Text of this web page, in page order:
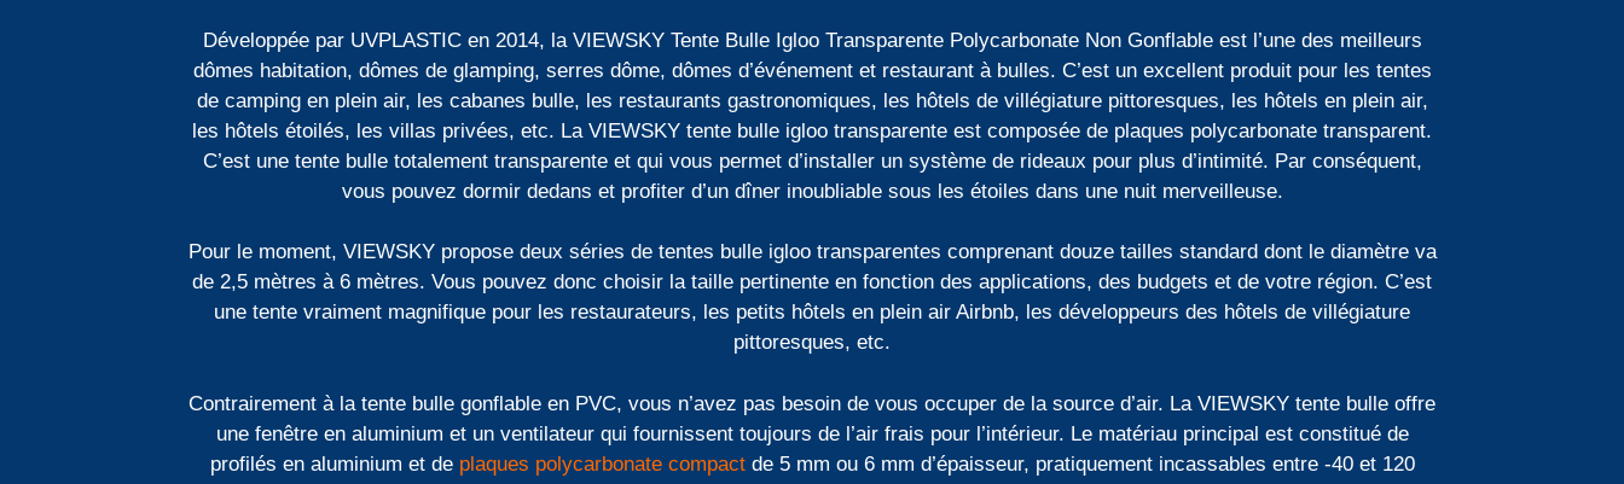
Développée par UVPLASTIC en 2014, la VIEWSKY Tente Bulle Igloo Transparente Polycarbonate Non Gonflable est l’une des meilleurs
dômes habitation, dômes de glamping, serres dôme, dômes d’événement et restaurant à bulles. C’est un excellent produit pour les tentes
de camping en plein air, les cabanes bulle, les restaurants gastronomiques, les hôtels de villégiature pittoresques, les hôtels en plein air,
les hôtels étoilés, les villas privées, etc. La VIEWSKY tente bulle igloo transparente est composée de plaques polycarbonate transparent.
C’est une tente bulle totalement transparente et qui vous permet d’installer un système de rideaux pour plus d’intimité. Par conséquent,
vous pouvez dormir dedans et profiter d’un dîner inoubliable sous les étoiles dans une nuit merveilleuse.
Pour le moment, VIEWSKY propose deux séries de tentes bulle igloo transparentes comprenant douze tailles standard dont le diamètre va
de 2,5 mètres à 6 mètres. Vous pouvez donc choisir la taille pertinente en fonction des applications, des budgets et de votre région. C’est
une tente vraiment magnifique pour les restaurateurs, les petits hôtels en plein air Airbnb, les développeurs des hôtels de villégiature
pittoresques, etc.
Contrairement à la tente bulle gonflable en PVC, vous n’avez pas besoin de vous occuper de la source d’air. La VIEWSKY tente bulle offre
une fenêtre en aluminium et un ventilateur qui fournissent toujours de l’air frais pour l’intérieur. Le matériau principal est constitué de
profilés en aluminium et de plaques polycarbonate compactde 5 mm ou 6 mm d’épaisseur, pratiquement incassables entre -40 et 120